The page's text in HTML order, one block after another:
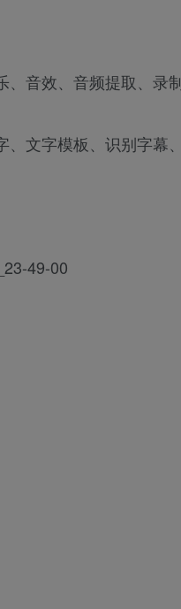
音效、音频提取、录
文字模板、识别字幕
49-00